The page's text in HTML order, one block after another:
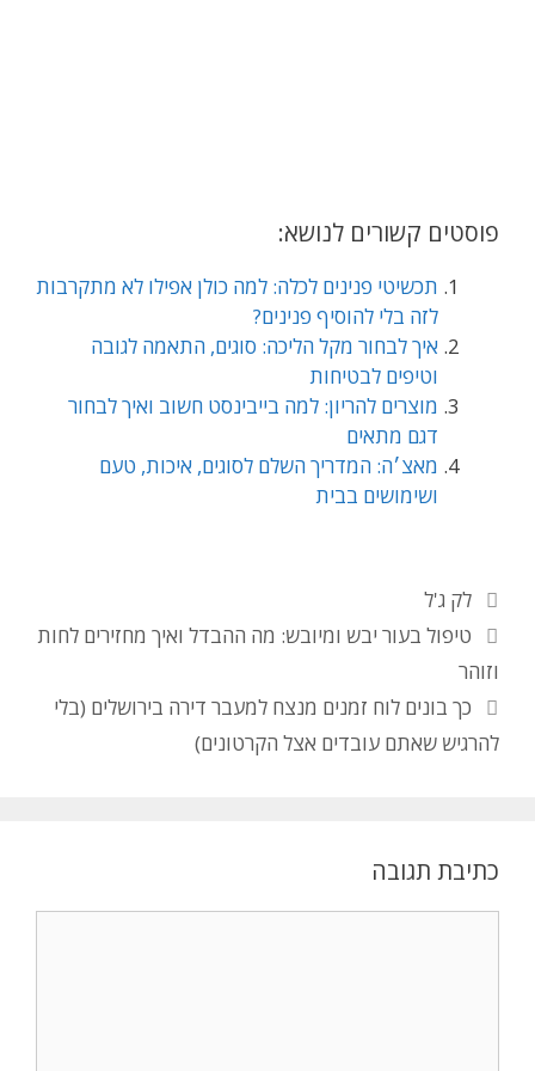
פוסטים קשורים לנושא:
תכשיטי פנינים לכלה: למה כולן אפילו לא מתקרבות
לזה בלי להוסיף פנינים?
איך לבחור מקל הליכה: סוגים, התאמה לגובה
וטיפים לבטיחות
מוצרים להריון: למה בייבינסט חשוב ואיך לבחור
דגם מתאים
מאצ׳ה: המדריך השלם לסוגים, איכות, טעם
ושימושים בבית
לק ג'ל
טיפול בעור יבש ומיובש: מה ההבדל ואיך מחזירים לחות
וזוהר
כך בונים לוח זמנים מנצח למעבר דירה בירושלים (בלי
להרגיש שאתם עובדים אצל הקרטונים)
כתיבת תגובה